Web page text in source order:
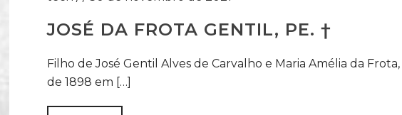
JOSÉ DA FROTA GENTIL, PE. †
Filho de José Gentil Alves de Carvalho e Maria Amélia da
de 1898 em […]